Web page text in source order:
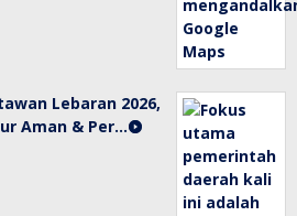
Lebaran 2026,
Aman & Per…